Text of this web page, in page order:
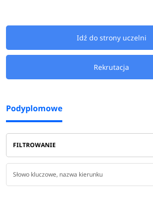
Idź do strony uczelni
Rekrutacja
Podyplomowe
FILTROWANIE